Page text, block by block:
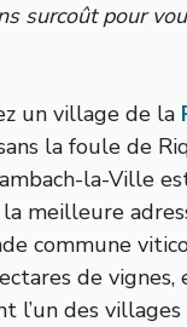
surcoût pour
un village de la
la foule de
la-Ville
meilleure
commune
de
l’un des